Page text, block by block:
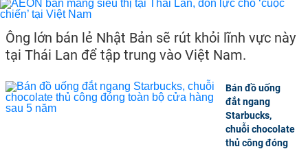
Ông lớn bán lẻ Nhật Bản sẽ rút khỏi lĩnh vực này
tại Thái Lan để tập trung vào Việt Nam.
Bán đồ uống
đắt ngang
Starbucks,
chuỗi chocolate
thủ công đóng